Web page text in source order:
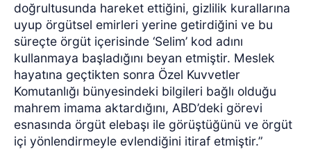
doğrultusunda hareket ettiğini, gizlilik kurallarına
uyup örgütsel emirleri yerine getirdiğini ve bu
süreçte örgüt içerisinde ‘Selim’ kod adını
kullanmaya başladığını beyan etmiştir. Meslek
hayatına geçtikten sonra Özel Kuvvetler
Komutanlığı bünyesindeki bilgileri bağlı olduğu
mahrem imama aktardığını, ABD’deki görevi
esnasında örgüt elebaşı ile görüştüğünü ve örgüt
içi yönlendirmeyle evlendiğini itiraf etmiştir.”